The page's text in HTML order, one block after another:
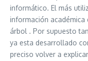
informático. El más
información
árbol . Por supuesto
ya esta desarrollado
preciso volver a